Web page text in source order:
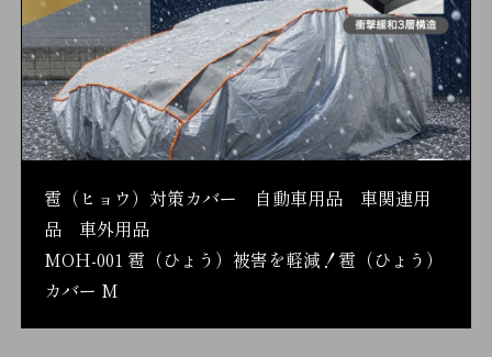
雹（ヒョウ）対策カバー 自動車用品 車関連用
品 車外用品
MOH-001 雹（ひょう）被害を軽減！雹（ひょう）
カバー M